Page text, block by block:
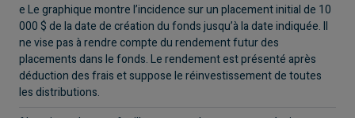
e Le graphique montre l’incidence sur un placement initial de 10
000 $ de la date de création du fonds jusqu’à la date indiquée. Il
ne vise pas à rendre compte du rendement futur des
placements dans le fonds. Le rendement est présenté après
déduction des frais et suppose le réinvestissement de toutes
les distributions.